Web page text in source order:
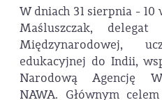
W dniach 31 sierpnia - 10
Maśluszczak, delegat
Międzynarodowej,
edukacyjnej do Indii,
Narodową Agencję
NAWA. Głównym